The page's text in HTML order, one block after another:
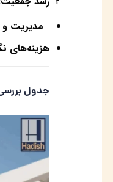
. مدیریت و
هزینه‌های
جدول